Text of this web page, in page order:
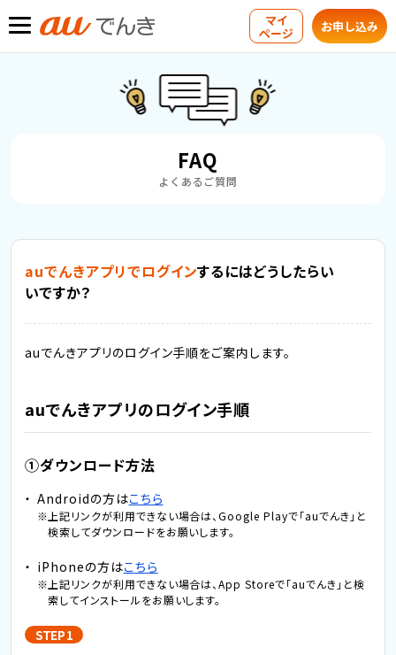
マイ
ページ お申し込み
FAQ
よくあるご質問
auでんきアプリでログインするにはどうしたらい
いですか？
auでんきアプリのログイン手順をご案内します。
auでんきアプリのログイン手順
①ダウンロード方法
Androidの方はこちら
上記リンクが利用できない場合は、Google Playで「auでんき」と
検索してダウンロードをお願いします。
iPhoneの方はこちら
上記リンクが利用できない場合は、App Storeで「auでんき」と検
索してインストールをお願いします。
STEP 1